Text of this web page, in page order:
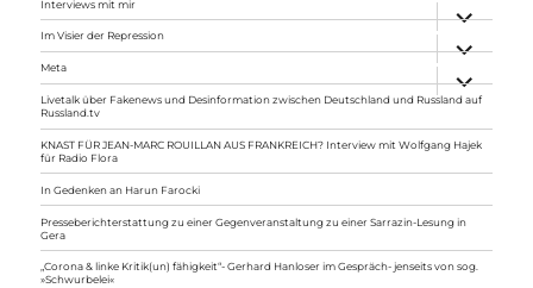
Interviews mit mir
anzeigen
Im Visier der Repression
anzeigen
Meta
anzeigen
Livetalk über Fakenews und Desinformation zwischen Deutschland und Russland auf
Russland.tv
KNAST FÜR JEAN-MARC ROUILLAN AUS FRANKREICH? Interview mit Wolfgang Hajek
für Radio Flora
In Gedenken an Harun Farocki
Presseberichterstattung zu einer Gegenveranstaltung zu einer Sarrazin-Lesung in
Gera
„Corona & linke Kritik(un) fähigkeit“- Gerhard Hanloser im Gespräch- jenseits von sog.
»Schwurbelei«